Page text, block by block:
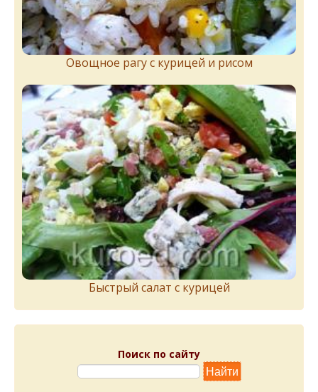
Овощное рагу с курицей и рисом
Быстрый салат с курицей
Поиск по сайту